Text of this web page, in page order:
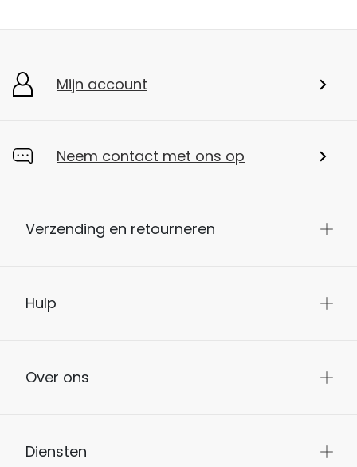
Mijn account
Neem contact met ons op
Verzending en retourneren
Hulp
Over ons
Diensten